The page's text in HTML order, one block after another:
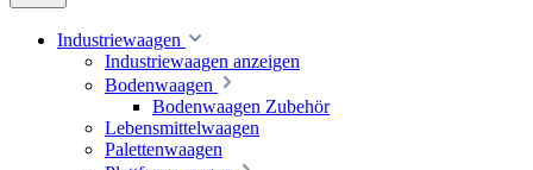
Industriewaagen
Industriewaagen anzeigen
Bodenwaagen
Bodenwaagen Zubehör
Lebensmittelwaagen
Palettenwaagen